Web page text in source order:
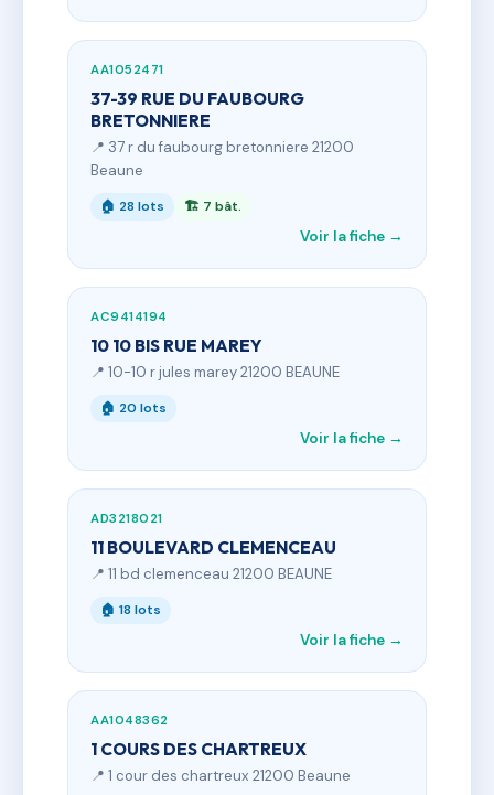
AA1052471
37-39 RUE DU FAUBOURG
BRETONNIERE
📍 37 r du faubourg bretonniere 21200
Beaune
🏠 28 lots 🏗 7 bât.
Voir la fiche →
AC9414194
10 10 BIS RUE MAREY
📍 10-10 r jules marey 21200 BEAUNE
🏠 20 lots
Voir la fiche →
AD3218021
11 BOULEVARD CLEMENCEAU
📍 11 bd clemenceau 21200 BEAUNE
🏠 18 lots
Voir la fiche →
AA1048362
1 COURS DES CHARTREUX
📍 1 cour des chartreux 21200 Beaune